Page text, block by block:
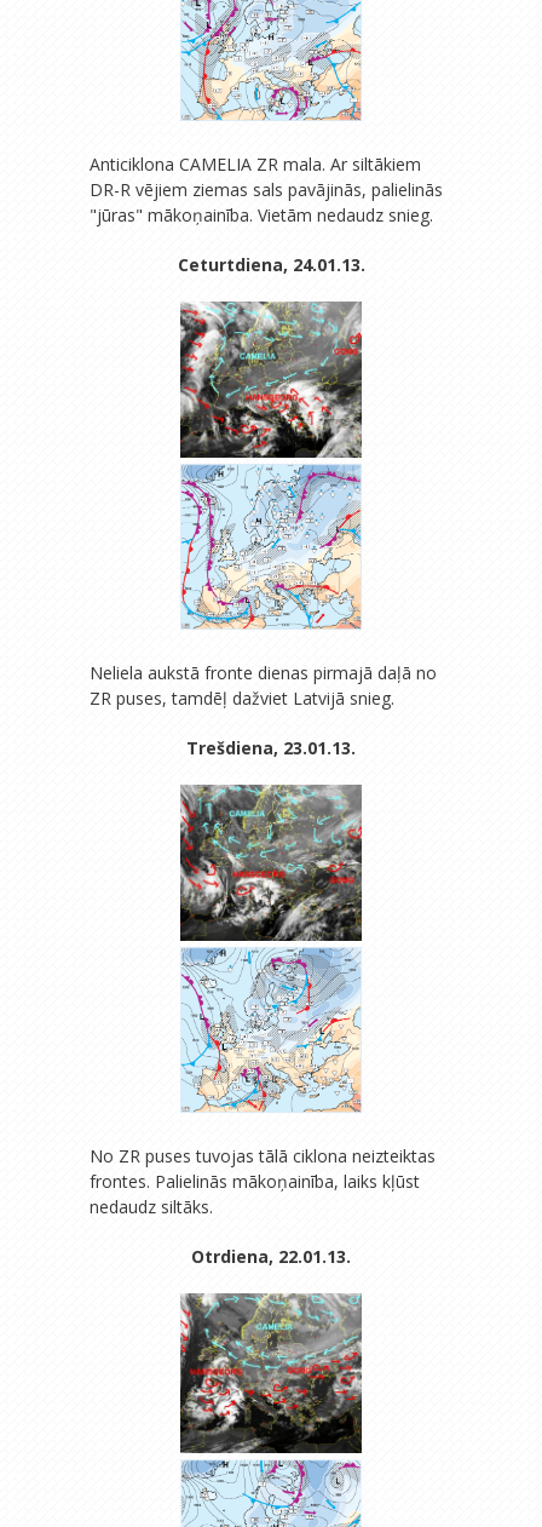
Anticiklona CAMELIA ZR mala. Ar siltākiem
DR-R vējiem ziemas sals pavājinās, palielinās
"jūras" mākoņainība. Vietām nedaudz snieg.
Ceturtdiena, 24.01.13.
Neliela aukstā fronte dienas pirmajā daļā no
ZR puses, tamdēļ dažviet Latvijā snieg.
Trešdiena, 23.01.13.
No ZR puses tuvojas tālā ciklona neizteiktas
frontes. Palielinās mākoņainība, laiks kļūst
nedaudz siltāks.
Otrdiena, 22.01.13.